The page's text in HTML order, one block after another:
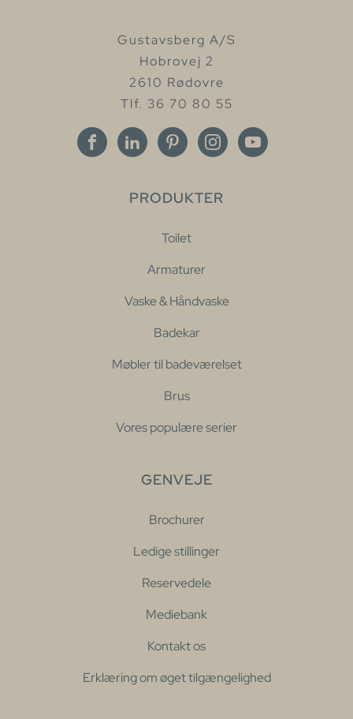
Gustavsberg A/S
Hobrovej 2
2610 Rødovre
Tlf. 36 70 80 55
PRODUKTER
Toilet
Armaturer
Vaske & Håndvaske
Badekar
Møbler til badeværelset
Brus
Vores populære serier
GENVEJE
Brochurer
Ledige stillinger
Reservedele
Mediebank
Kontakt os
Erklæring om øget tilgængelighed